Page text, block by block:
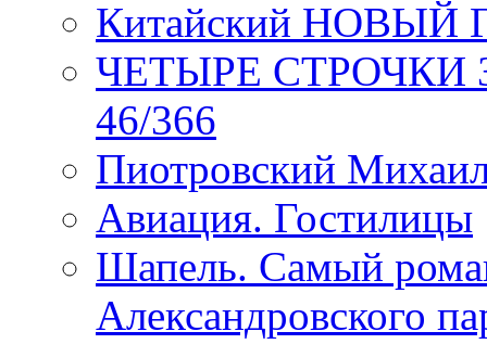
Китайский НОВЫЙ
ЧЕТЫРЕ СТРОЧКИ
46/366
Пиотровский
Авиация. Гостилицы
Шапель. Самый
Александровского